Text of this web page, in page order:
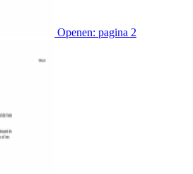
Openen: pagina 2